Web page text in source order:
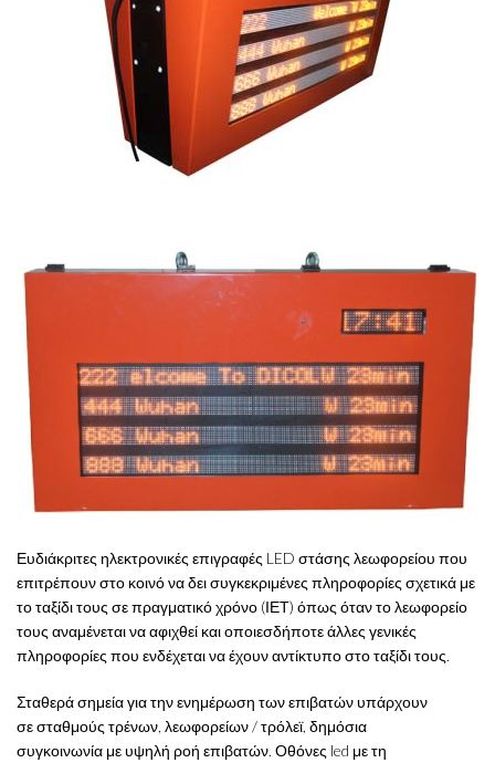
Ευδιάκριτες ηλεκτρονικές επιγραφές LED στάσης λεωφορείου που
επιτρέπουν στο κοινό να δει συγκεκριμένες πληροφορίες σχετικά με
το ταξίδι τους σε πραγματικό χρόνο (ΙΕΤ) όπως όταν το λεωφορείο
τους αναμένεται να αφιχθεί και οποιεσδήποτε άλλες γενικές
πληροφορίες που ενδέχεται να έχουν αντίκτυπο στο ταξίδι τους.
Σταθεράσημείαγιατην ενημέρωση των επιβατώνυπάρχουν
σεσταθμούς τρένων, λεωφορείων /τρόλεϊ, δημόσια
συγκοινωνία μευψηλή ροή επιβατών. Οθόνες led με τη